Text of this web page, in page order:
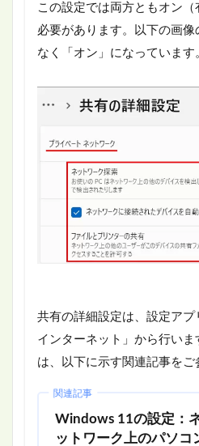
この設定では両方ともオン
必要があります。以下の画
なく「オン」になっています
共有の詳細設定は、設定アプ
インターネット」から行い
は、以下に示す関連記事をご
関連記事
Windows 11の設定：
ットワーク上のパソコ